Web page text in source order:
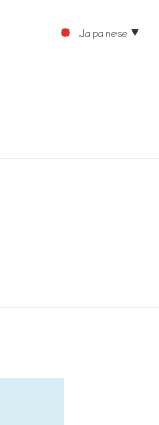
Japanese ▼